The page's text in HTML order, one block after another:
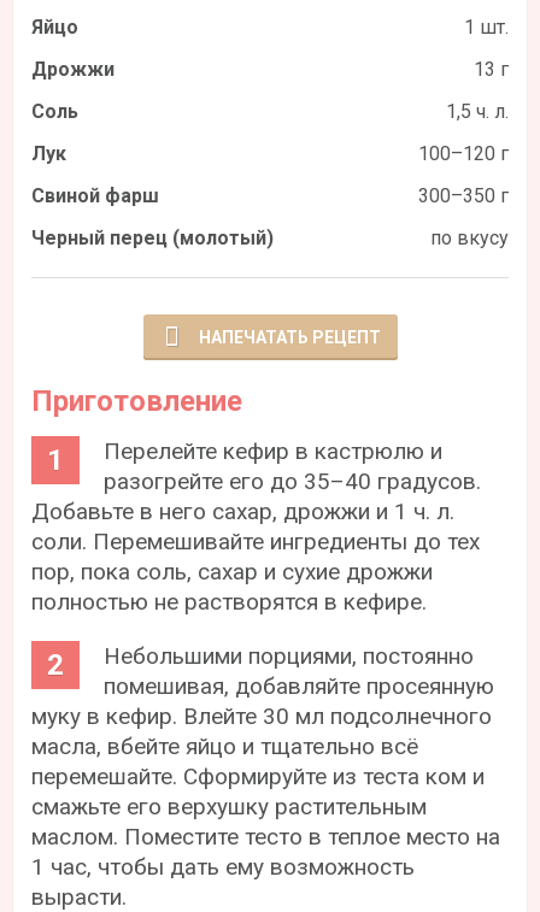
Яйцо
1 шт.
Дрожжи
13 г
Соль
1,5 ч. л.
Лук
100–120 г
Свиной фарш
300–350 г
Черный перец (молотый)
по вкусу
НАПЕЧАТАТЬ РЕЦЕПТ
Приготовление
Перелейте кефир в кастрюлю и
разогрейте его до 35–40 градусов.
Добавьте в него сахар, дрожжи и 1 ч. л.
соли. Перемешивайте ингредиенты до тех
пор, пока соль, сахар и сухие дрожжи
полностью не растворятся в кефире.
Небольшими порциями, постоянно
помешивая, добавляйте просеянную
муку в кефир. Влейте 30 мл подсолнечного
масла, вбейте яйцо и тщательно всё
перемешайте. Сформируйте из теста ком и
смажьте его верхушку растительным
маслом. Поместите тесто в теплое место на
1 час, чтобы дать ему возможность
вырасти.